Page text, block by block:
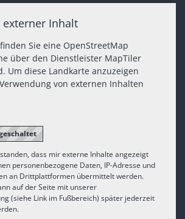
Inhalt
Sie eine OpenStreetMap
über den Dienstleister MapTiler
Um diese Landkarte anzuzeigen
von externen Inhalten
dass mir externe Inhalte angezeigt
personenbezogene Daten, IP-Adresse und
an Drittplattformen übermittelt werden.
auf der Seite mit unserer
(siehe Link im Fußbereich) später jederzeit